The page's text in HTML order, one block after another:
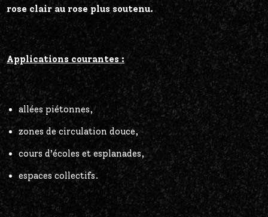
rose clair au rose plus soutenu.
Applications courantes :
allées piétonnes,
zones de circulation douce,
cours d’écoles et esplanades,
espaces collectifs.